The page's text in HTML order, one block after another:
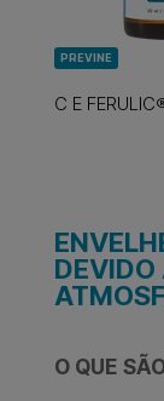
PREVINE
C E
DEVIDO
O QUE